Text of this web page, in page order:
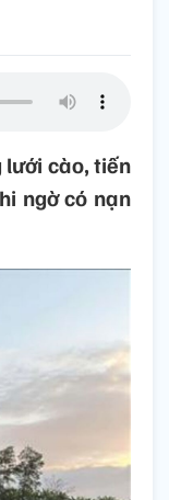
lưới cào, tiến
ngờ có nạn